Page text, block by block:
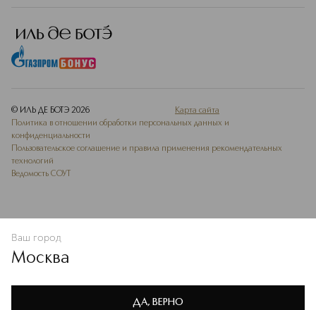
Политике конфиденциальности
В КОРЗИНУ
© ИЛЬ ДЕ БОТЭ 2026
Карта сайта
Политика в отношении обработки персональных данных и
конфиденциальности
Пользовательское соглашение и правила применения рекомендательных
технологий
Ведомость СОУТ
Ваш город
Москва
ДА, ВЕРНО